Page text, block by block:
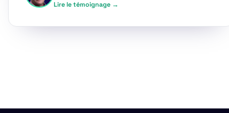
Lire le témoignage →